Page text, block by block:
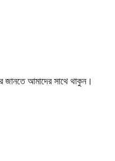
জানতে আমাদের সাথে থাকুন।